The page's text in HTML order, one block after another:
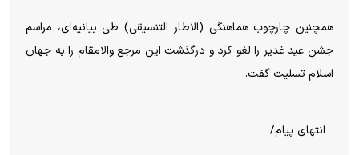
همچنین چارچوب هماهنگی (الاطار التنسیقی) طی بیانیه‌ای، مراسم
جشن عید غدیر را لغو کرد و درگذشت این مرجع والامقام را به جهان
اسلام تسلیت گفت.
انتهای پیام/